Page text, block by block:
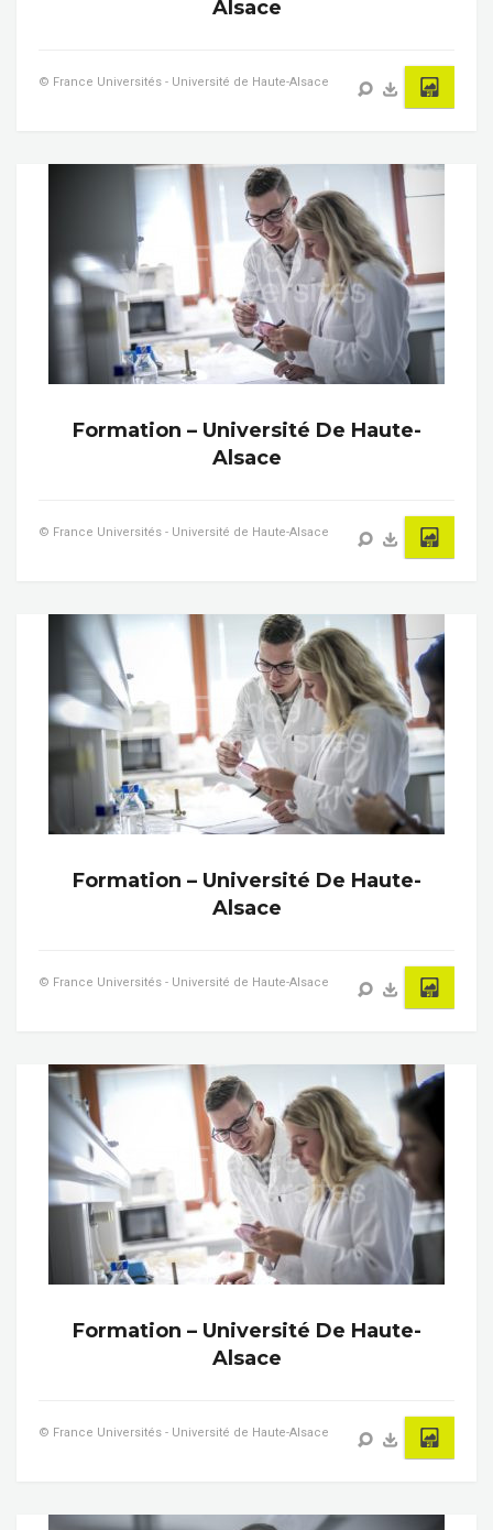
Alsace
© France Universités - Université de Haute-Alsace
Formation – Université De Haute-
Alsace
© France Universités - Université de Haute-Alsace
Formation – Université De Haute-
Alsace
© France Universités - Université de Haute-Alsace
Formation – Université De Haute-
Alsace
© France Universités - Université de Haute-Alsace